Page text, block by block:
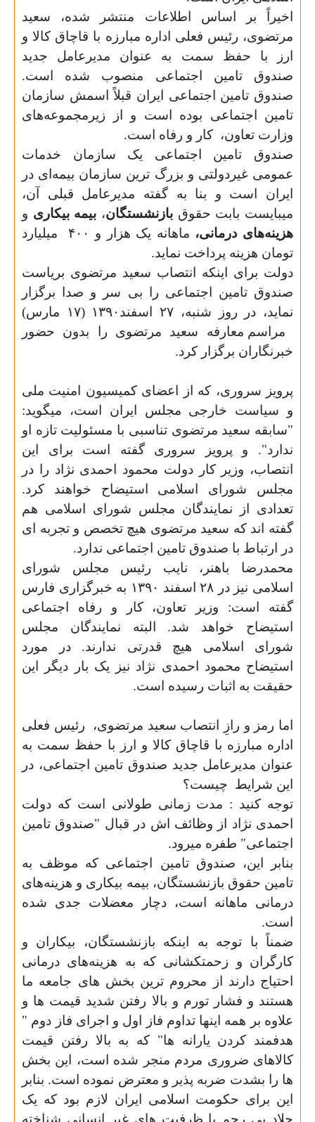
اخیراً بر اساس اطلاعات منتشر شده، سعید
مرتضوی، رئیس فعلی اداره مبارزه با قاچاق کالا و
ارز با حفظ سمت
به عنوان مدیرعامل جدید
صندوق تامین اجتماعی منصوب شده است.
صندوق تامین اجتماعی ایران قبلاً اسمش سازمان
تامین اجتماعی بوده است و از زیرمجموعه‌های
وزارت تعاون، کار و رفاه است.
صندوق تامین اجتماعی یک سازمان خدمات
عمومی غیردولتی و بزرگ ‌ترین سازمان بیمه‌ای در
ایران است و بنا به گفته مدیرعامل قبلی آن،
میبایست بابت حقوق بازنشستگان، بیمه بیکاری و
هزینه‌های درمانی، ماهانه یک هزار و ۴۰۰
میلیارد
تومان هزینه پرداخت نماید.
دولت برای اینکه انتصاب سعید مرتضوی بریاست
صندوق تامین اجتماعی را بی سر و صدا برگزار
نماید، در روز شنبه، ۲۷ اسفند۱۳۹۰ (۱۷ مارس)
مراسم معارفه سعید مرتضوی را بدون حضور
خبرنگاران برگزار کرد.
پرویز سروری، که از اعضای کمیسیون امنیت ملی
و سیاست خارجی مجلس ایران است، میگوید:
"سابقه سعید مرتضوی تناسبی با مسئولیت تازه او
ندارد". و پرویز سروری گفته است برای این
انتصاب، وزیر کار دولت محمود احمدی نژاد را در
مجلس شورای اسلامی استیضاح خواهند کرد.
تعدادی از نمایندگان مجلس شورای اسلامی هم
گفته اند که سعید مرتضوی هیچ تخصص و تجربه ای
در ارتباط با صندوق تامین اجتماعی ندارد.
محمدرضا باهنر، نایب رئیس مجلس شورای
اسلامی نیز در ۲۸ اسفند ۱۳۹۰ به خبرگزاری فارس
گفته است: وزير تعاون، کار و رفاه اجتماعی
استیضاح خواهد شد. البته نمایندگان مجلس
شورای اسلامی هیچ قدرتی ندارند. در مورد
استیضاح محمود احمدی نژاد نیز یک بار دیگر این
حقیقت به اثبات رسیده است.
اما رمز و رازِ انتصاب سعید مرتضوی،
رئیس فعلی
اداره مبارزه با قاچاق کالا و ارز با حفظ سمت به
عنوان مدیرعامل جدید صندوق تامین اجتماعی، در
این شرایط چیست؟
توجه کنید : مدت زمانی طولانی است که دولت
احمدی نژاد از وظائف اش در قبال "صندوق تامین
اجتماعی" طفره میرود.
بنابر این، صندوق تامین اجتماعی که موظف به
تامین حقوق بازنشستگان، بیمه بیکاری و هزینه‌های
درمانی ماهانه است، دچار معضلات جدی شده
است.
ضمناً با توجه به اینکه بازنشستگان، بیکاران و
کارگران و زحمتکشانی که به هزینه‌های درمانی
احتیاج دارند از محروم ترین بخش های جامعه ما
هستند و فشار تورم و بالا رفتن شدید قیمت ها و
علاوه بر همه اینها تداوم فاز اول و اجرای فاز دوم "
هدفمند کردن یارانه ها" که به بالا رفتن قیمت
کالاهای ضروری مردم منجر شده است، این بخش
ها را بشدت ضربه پذیر و معترض نموده است. بنابر
این برای حکومت اسلامی ایران لازم بود که یک
جلاد بی رحم با ظرفیت های غیر انسانی شناخته